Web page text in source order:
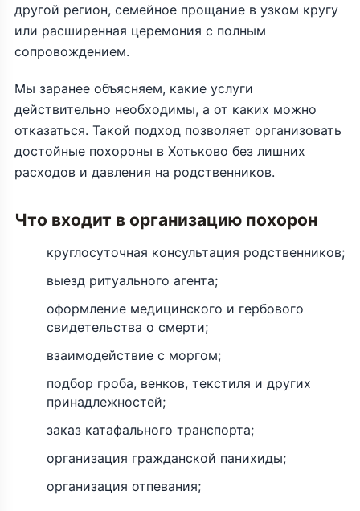
другой регион, семейное прощание в узком кругу
или расширенная церемония с полным
сопровождением.
Мы заранее объясняем, какие услуги
действительно необходимы, а от каких можно
отказаться. Такой подход позволяет организовать
достойные похороны в Хотьково без лишних
расходов и давления на родственников.
Что входит в организацию похорон
круглосуточная консультация родственников;
выезд ритуального агента;
оформление медицинского и гербового
свидетельства о смерти;
взаимодействие с моргом;
подбор гроба, венков, текстиля и других
принадлежностей;
заказ катафального транспорта;
организация гражданской панихиды;
организация отпевания;